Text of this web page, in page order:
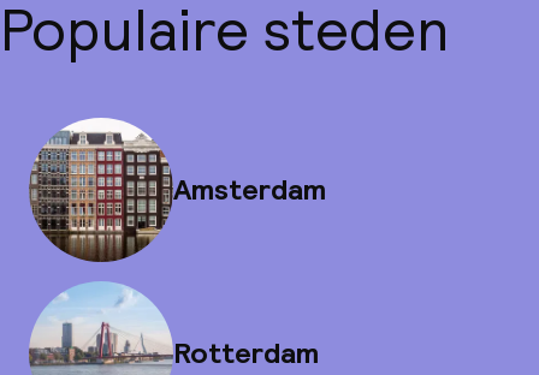
Populaire steden
Amsterdam
Rotterdam